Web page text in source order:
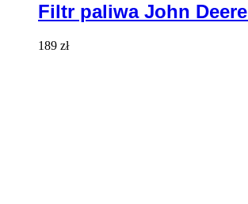
Filtr paliwa John Deere
189 zł